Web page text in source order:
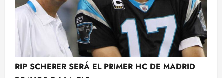
RIP SCHERER SERÁ EL PRIMER HC DE MADRID